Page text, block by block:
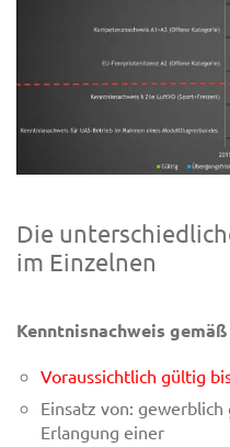
Die
im Einzelnen
Kenntnisnachweis
Voraussichtlich gültig
Einsatz von:
Erlangung einer